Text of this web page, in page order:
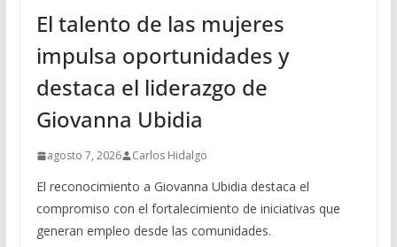
El talento de las mujeres
impulsa oportunidades y
destaca el liderazgo de
Giovanna Ubidia
agosto 7, 2026 Carlos Hidalgo
El reconocimiento a Giovanna Ubidia destaca el
compromiso con el fortalecimiento de iniciativas que
generan empleo desde las comunidades.